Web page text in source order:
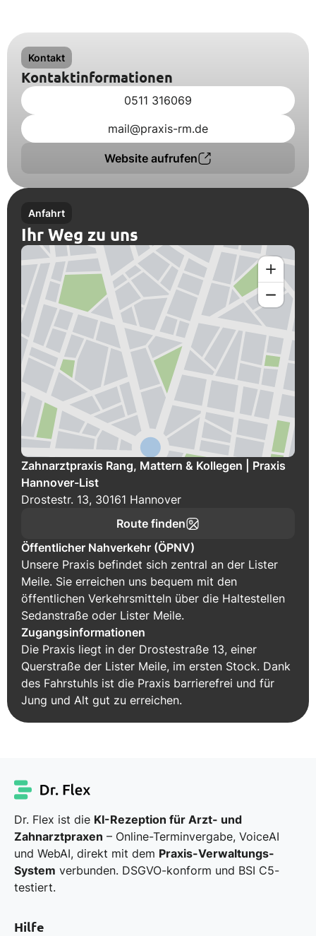
Kontakt
Kontaktinformationen
0511 316069
mail@praxis-rm.de
Website aufrufen
Anfahrt
Ihr Weg zu uns
Zahnarztpraxis Rang, Mattern & Kollegen | Praxis
Hannover-List
Drostestr. 13, 30161 Hannover
Route finden
Öffentlicher Nahverkehr (ÖPNV)
Unsere Praxis befindet sich zentral an der Lister
Meile. Sie erreichen uns bequem mit den
öffentlichen Verkehrsmitteln über die Haltestellen
Sedanstraße oder Lister Meile.
Zugangsinformationen
Die Praxis liegt in der Drostestraße 13, einer
Querstraße der Lister Meile, im ersten Stock. Dank
des Fahrstuhls ist die Praxis barrierefrei und für
Jung und Alt gut zu erreichen.
Dr. Flex ist die KI-Rezeption für Arzt- und
Zahnarztpraxen – Online-Terminvergabe, VoiceAI
und WebAI, direkt mit dem Praxis-Verwaltungs-
System verbunden. DSGVO-konform und BSI C5-
testiert.
Hilfe